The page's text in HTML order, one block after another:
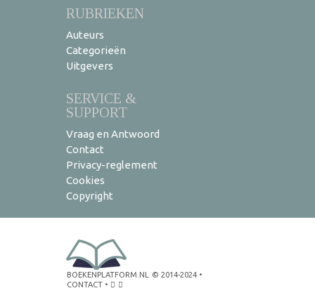
RUBRIEKEN
Auteurs
Categorieën
Uitgevers
SERVICE &
SUPPORT
Vraag en Antwoord
Contact
Privacy-reglement
Cookies
Copyright
BOEKENPLATFORM.NL © 2014-2024 •
CONTACT •